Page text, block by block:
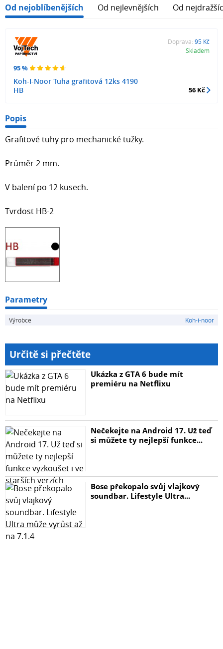
Od nejoblíbenějších Od nejlevnějších Od
95 %
Koh-I-Noor Tuha grafitová 12ks 4190
HB
Doprava: 95 Kč
Skladem
56 Kč
Popis
Grafitové tuhy pro mechanické tužky.
Průměr 2 mm.
V balení po 12 kusech.
Tvrdost HB-2
Parametry
Výrobce Koh-i-noor
Určitě si přečtěte
Ukázka z GTA 6 bude mít
premiéru na Netflixu
Nečekejte na Android 17. Už teď
si můžete ty nejlepší funkce...
Bose překopalo svůj vlajkový
soundbar. Lifestyle Ultra...